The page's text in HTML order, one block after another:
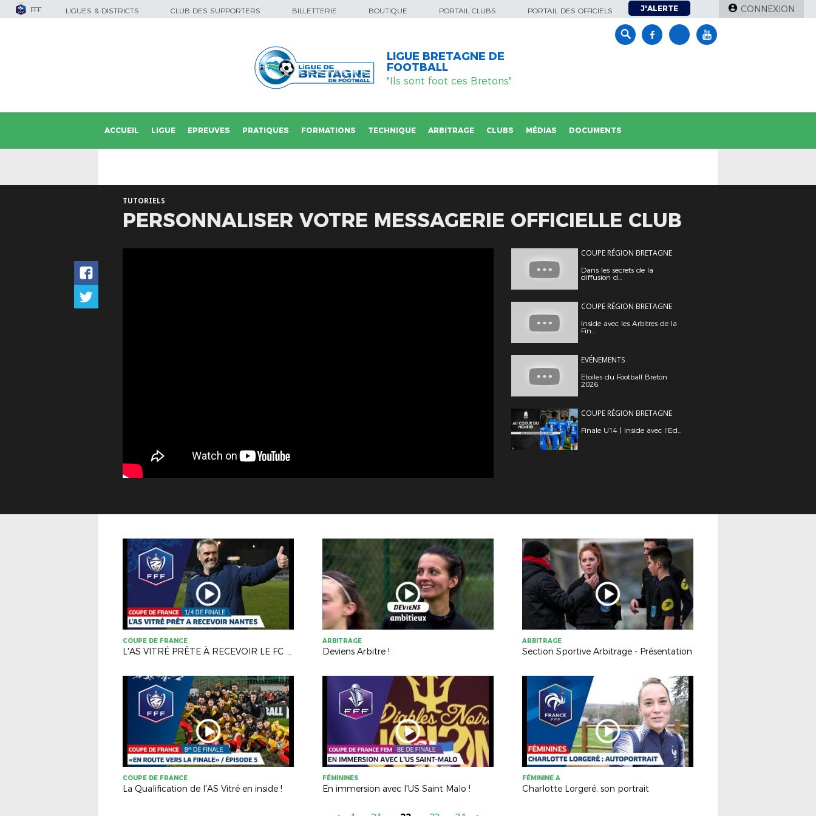
FFF LIGUES & DISTRICTS CLUB DES SUPPORTERS BILLETTERIE BOUTIQUE PORTAIL CLUBS PORTAIL DES OFFICIELS J'ALERTE CONNEXION
LIGUE BRETAGNE DE
FOOTBALL
"Ils sont foot ces Bretons"
ACCUEIL LIGUE EPREUVES PRATIQUES FORMATIONS TECHNIQUE ARBITRAGE CLUBS MÉDIAS DOCUMENTS
TUTORIELS
PERSONNALISER VOTRE MESSAGERIE OFFICIELLE CLUB
COUPE RÉGION BRETAGNE
Dans les secrets de la
diffusion d...
COUPE RÉGION BRETAGNE
Inside avec les Arbitres de la
Fin...
EVÉNEMENTS
Etoiles du Football Breton
2026
COUPE RÉGION BRETAGNE
Finale U14 | Inside avec l'Ed...
COUPE DE FRANCE
L'AS VITRÉ PRÊTE À RECEVOIR LE FC NANTES
ARBITRAGE
Deviens Arbitre !
ARBITRAGE
Section Sportive Arbitrage - Présentation
COUPE DE FRANCE
La Qualification de l'AS Vitré en inside !
FÉMININES
En immersion avec l'US Saint Malo !
FÉMININE A
Charlotte Lorgeré, son portrait